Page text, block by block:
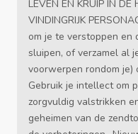
LEVEN EN KRUIP IN
VINDINGRIJK
om je te verstoppen en
sluipen, of verzamel al
voorwerpen rondom je)
Gebruik je intellect om
zorgvuldig valstrikken
geheimen van de